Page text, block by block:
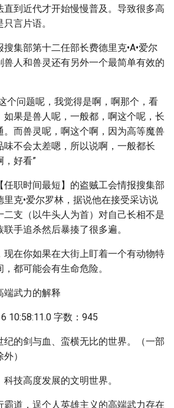
直到近代才开始慢慢普及。导致很多高
言片语。
集部第十二任部长费德里克•A•爱尔
兽人和兽灵还有另外一个最简单有效的
个问题呢，我觉得是啊，啊那个，看
如果是兽人呢，一般都，啊这个呢，长
。而兽灵呢，啊这个啊，因为高等魔兽
味不会太差嗯，所以说啊，一般都长
，好看”
任职时间最短】的盗贼工会情报搜集部
克•爱尔罗林，据说他在接受采访说
二支（以牛头人为首）对自己长相不是
手追杀然后暴揍了很多遍。
现在你如果在大街上盯着一个有动物特
都可能会有生命危险。
端武力的解释
10:58:11.0 字数：945
纪的剑与血、蛮横无比的世界。（一部
）
技高度发展的文明世界。
霸道，逞个人英雄主义的高端武力存在